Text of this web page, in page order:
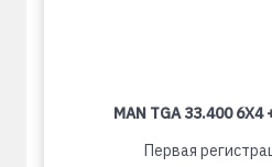
MAN TGA 33.400 6X4
Первая